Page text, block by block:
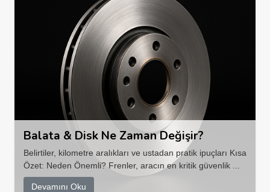
Balata & Disk Ne Zaman Değişir?
Belirtiler, kilometre aralıkları ve ustadan pratik ipuçları Kısa
Özet: Neden Önemli? Frenler, aracın en kritik güvenlik ...
Devamını Oku